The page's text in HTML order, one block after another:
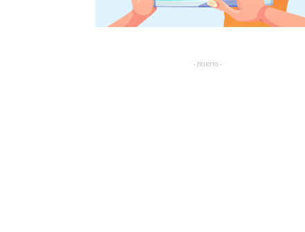
- פרסומת -